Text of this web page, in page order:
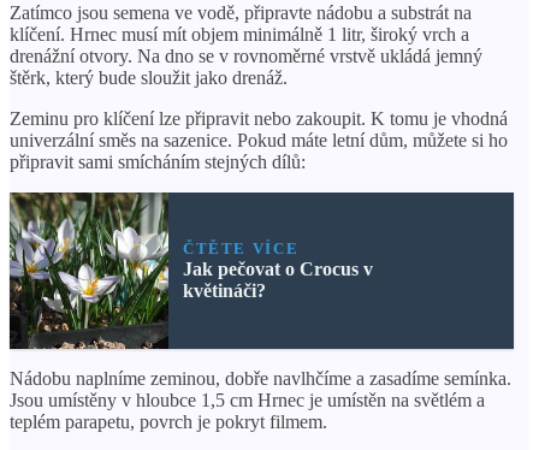
Zatímco jsou semena ve vodě, připravte nádobu a substrát na
klíčení. Hrnec musí mít objem minimálně 1 litr, široký vrch a
drenážní otvory. Na dno se v rovnoměrné vrstvě ukládá jemný
štěrk, který bude sloužit jako drenáž.
Zeminu pro klíčení lze připravit nebo zakoupit. K tomu je vhodná
univerzální směs na sazenice. Pokud máte letní dům, můžete si ho
připravit sami smícháním stejných dílů:
ČTĚTE VÍCE
Jak pečovat o Crocus v
květináči?
Nádobu naplníme zeminou, dobře navlhčíme a zasadíme semínka.
Jsou umístěny v hloubce 1,5 cm Hrnec je umístěn na světlém a
teplém parapetu, povrch je pokryt filmem.